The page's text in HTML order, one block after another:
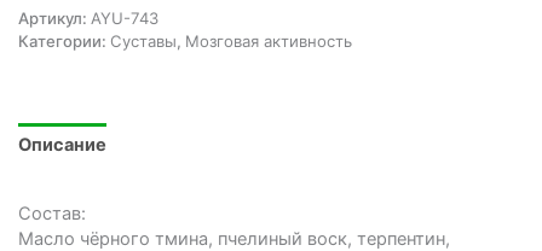
Артикул: AYU-743
Категории: Cуставы, Мозговая активность
Описание
Состав:
Масло чёрного тмина, пчелиный воск, терпентин,